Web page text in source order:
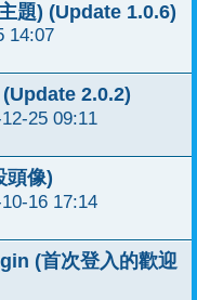
題) (Update 1.0.6)
14:07
2.0.2)
25 09:11
頭像)
16 17:14
(首次登入的歡迎